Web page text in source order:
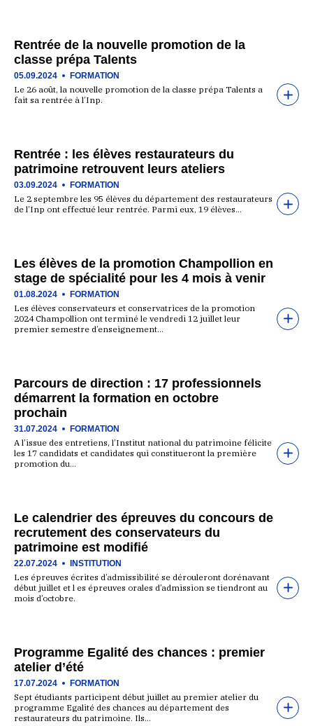
Rentrée de la nouvelle promotion de la
classe prépa Talents
05.09.2024 FORMATION
Le 26 août, la nouvelle promotion de la classe prépa Talents a
fait sa rentrée à l’Inp.
Rentrée : les élèves restaurateurs du
patrimoine retrouvent leurs ateliers
03.09.2024 FORMATION
Le 2 septembre les 95 élèves du département des restaurateurs
de l’Inp ont effectué leur rentrée. Parmi eux, 19 élèves…
Les élèves de la promotion Champollion en
stage de spécialité pour les 4 mois à venir
01.08.2024 FORMATION
Les élèves conservateurs et conservatrices de la promotion
2024 Champollion ont terminé le vendredi 12 juillet leur
premier semestre d’enseignement…
Parcours de direction : 17 professionnels
démarrent la formation en octobre
prochain
31.07.2024 FORMATION
A l’issue des entretiens, l’Institut national du patrimoine félicite
les 17 candidats et candidates qui constitueront la première
promotion du…
Le calendrier des épreuves du concours de
recrutement des conservateurs du
patrimoine est modifié
22.07.2024 INSTITUTION
Les épreuves écrites d’admissibilité se dérouleront dorénavant
début juillet et l es épreuves orales d’admission se tiendront au
mois d’octobre.
Programme Egalité des chances : premier
atelier d’été
17.07.2024 FORMATION
Sept étudiants participent début juillet au premier atelier du
programme Egalité des chances au département des
restaurateurs du patrimoine. Ils…